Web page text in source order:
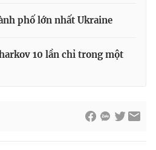
phố lớn nhất Ukraine
10 lần chỉ trong một